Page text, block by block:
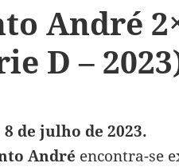
André
D –
8 de julho de 2023.
André encontra-se